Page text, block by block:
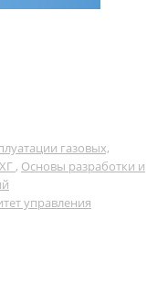
газовых,
, Основы разработки и
управления